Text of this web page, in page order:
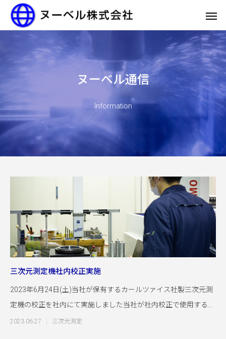
ヌーベル通信
Information
三次元測定機社内校正実施
2023年6月24日(土)当社が保有するカールツァイス社製三次元測
定機の校正を社内にて実施しました当社が社内校正で使用するブ
ロッ
2023.06.27 三次元測定